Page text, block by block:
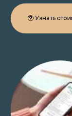
Узнать